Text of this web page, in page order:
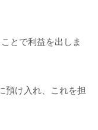
とで利益を出しま
預け入れ、これを担